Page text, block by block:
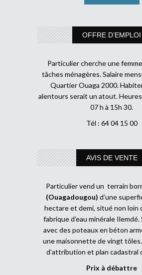
OFFRE D’EMPLOI
Particulier cherche une
tâches ménagères. Salaire
Quartier Ouaga 2000.
alentours serait un atout.
07 h à 15h 30.
Tél : 64 04 15 00
AVIS DE VENTE
Particulier vend un terrain
(Ouagadougou) d’une
hectare et demi, situé non loin
fabrique d’eau minérale
avec des poteaux en béton
une maisonnette de vingt
d’attribution et plan cadastral
Prix à débattre